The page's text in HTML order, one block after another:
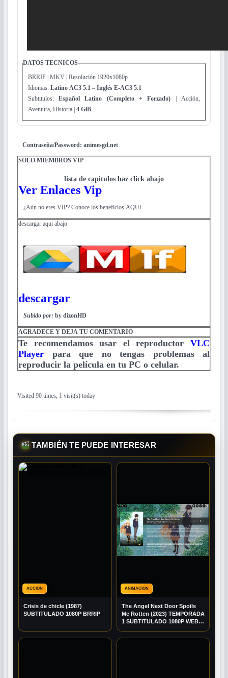
DATOS TECNICOS
BRRIP | MKV | Resolución 1920x1080p
Idiomas: Latino AC3 5.1 – Inglés E-AC3 5.1
Subtitulos: Español Latino (Completo + Forzado) | Acción,
Aventura, Historia | 4 GiB
Contraseña/Password: animesgd.net
SOLO MIEMBROS VIP
lista de capitulos haz click abajo
Ver Enlaces Vip
¿Aún no eres VIP? Conoce los beneficios AQUi
descargar aqui abajo
descargar
Subido por: by dizonHD
AGRADECE Y DEJA TU COMENTARIO
Te recomendamos usar el reproductor VLC
Player para que no tengas problemas al
reproducir la película en tu PC o celular.
Visited 90 times, 1 visit(s) today
TAMBIÉN TE PUEDE INTERESAR
ACCION
Crisis de chicle (1987)
SUBTITULADO 1080P BRRIP
ANIMACIÓN
The Angel Next Door Spoils
Me Rotten (2023) TEMPORADA
1 SUBTITULADO 1080P WEB-